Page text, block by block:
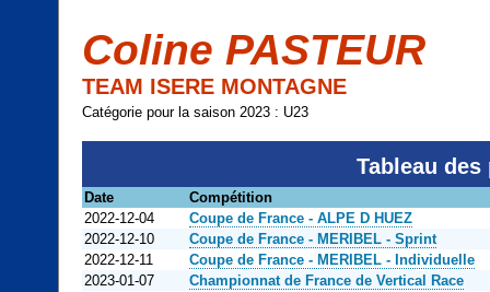
Coline PASTEUR
TEAM ISERE MONTAGNE
Catégorie pour la saison 2023 : U23
Tableau
Date
Compétition
2022-12-04
Coupe de France - ALPE D HUEZ
2022-12-10
Coupe de France - MERIBEL - Sprint
2022-12-11
Coupe de France - MERIBEL - Individuelle
2023-01-07
Championnat de France de Vertical Race